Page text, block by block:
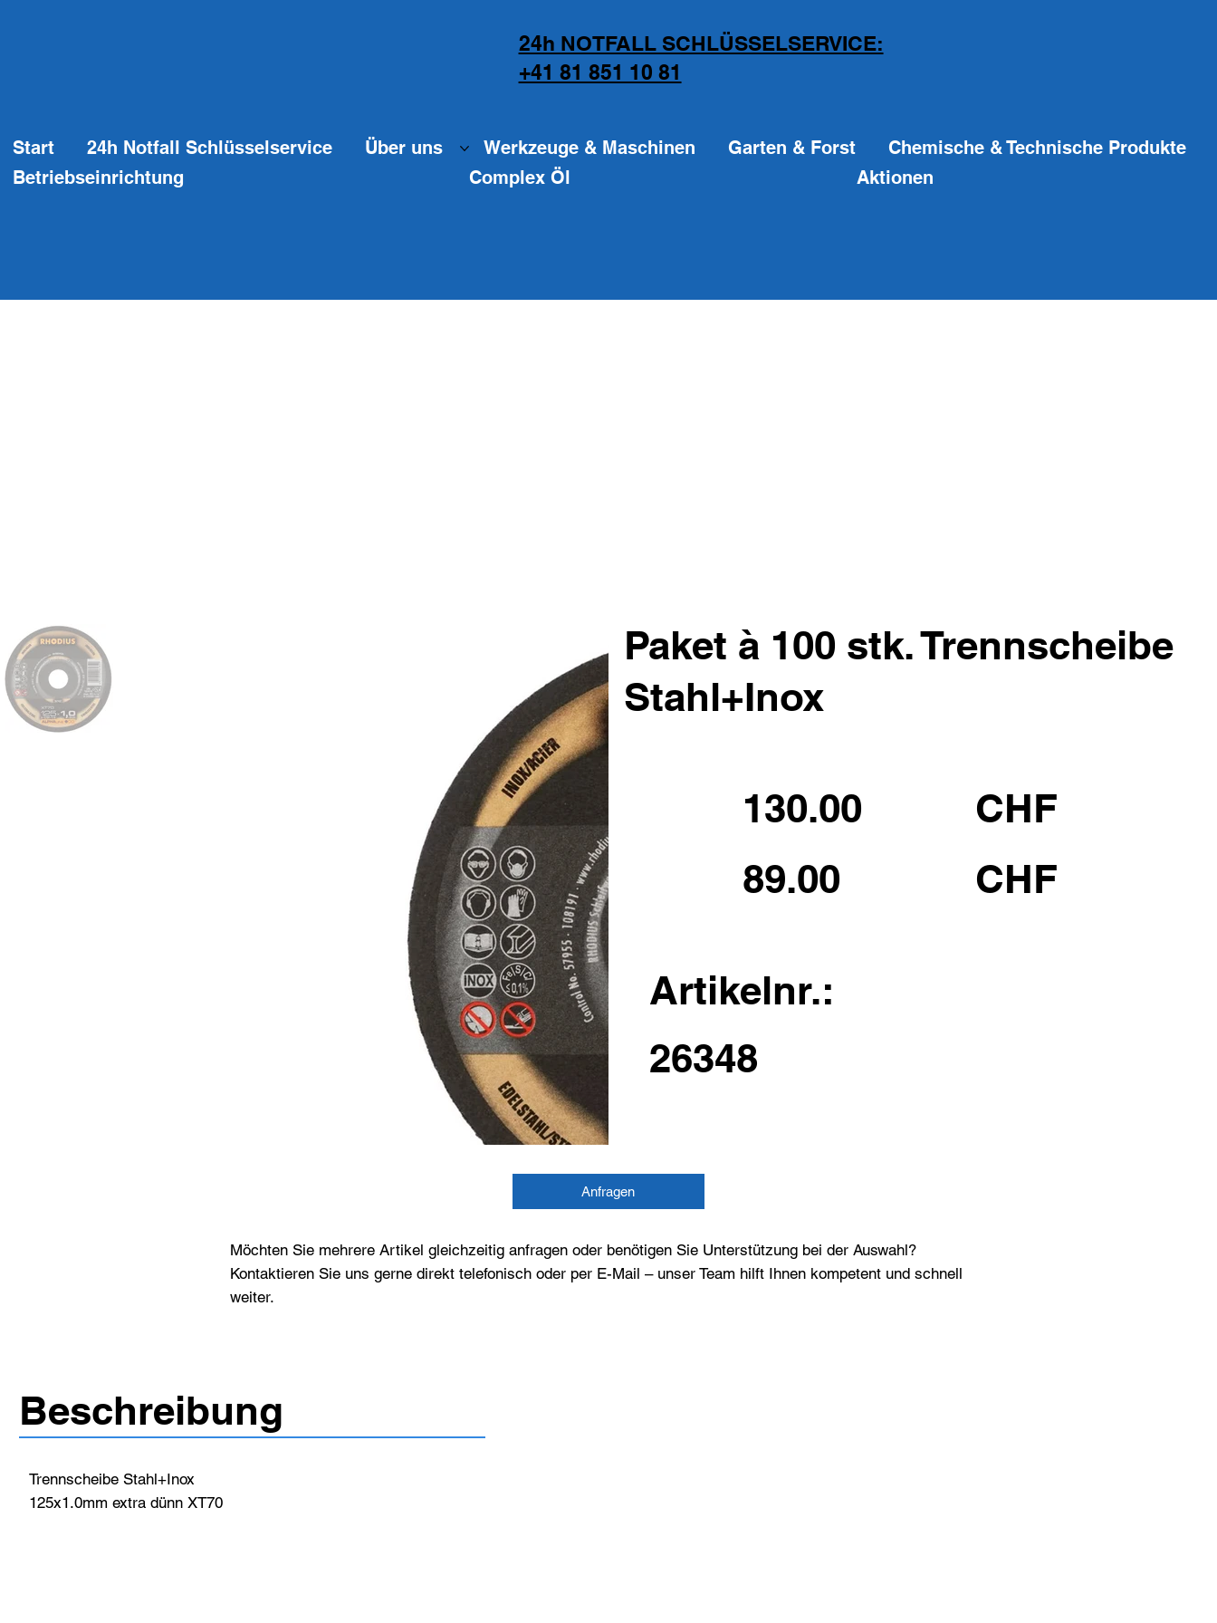
24h NOTFALL SCHLÜSSELSERVICE:
+41 81 851 10 81
Start 24h Notfall Schlüsselservice Über uns Werkzeuge & Maschinen Garten & Forst
Chemische & Technische Produkte
Betriebseinrichtung
Complex Öl Aktionen
Paket à 100 stk. Trennscheibe
Stahl+Inox
130.00
CHF
89.00
CHF
Artikelnr.:
26348
Anfragen
Möchten Sie mehrere Artikel gleichzeitig anfragen oder benötigen Sie Unterstützung bei der Auswahl?
Kontaktieren Sie uns gerne direkt telefonisch oder per E-Mail – unser Team hilft Ihnen kompetent und schnell
weiter.
Beschreibung
Trennscheibe Stahl+Inox
125x1.0mm extra dünn XT70